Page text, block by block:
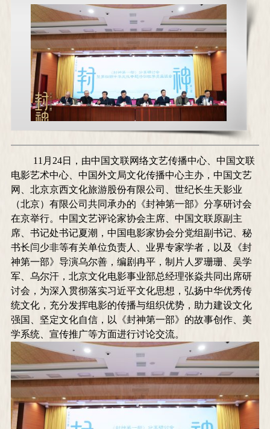
11 月 24日，由中国文联网络文艺传播中心、中国文联
电影艺术中心、中国外文局文化传播中心主办，中国文艺
网、北京京西文化旅游股份有限公司、世纪长生天影业
（北京）有限公司共同承办的《封神第一部》分享研讨会
在京举行。中国文艺评论家协会主席、中国文联原副主
席、书记处书记夏潮，中国电影家协会分党组副书记、秘
书长闫少非等有关单位负责人、业界专家学者，以及《封
神第一部》导演乌尔善，编剧冉平， 制片人罗珊珊、 吴学
军、 乌尔汗， 北京文化电影事业部总经理张焱共同出席研
讨会，为深入贯彻落实习近平文化思想，弘扬中华优秀传
统文化，充分发挥电影的传播与组织优势，助力建设文化
强国、坚定文化自信，以《封神第一部》的故事创作、美
学系统、宣传推广等方面进行讨论交流。